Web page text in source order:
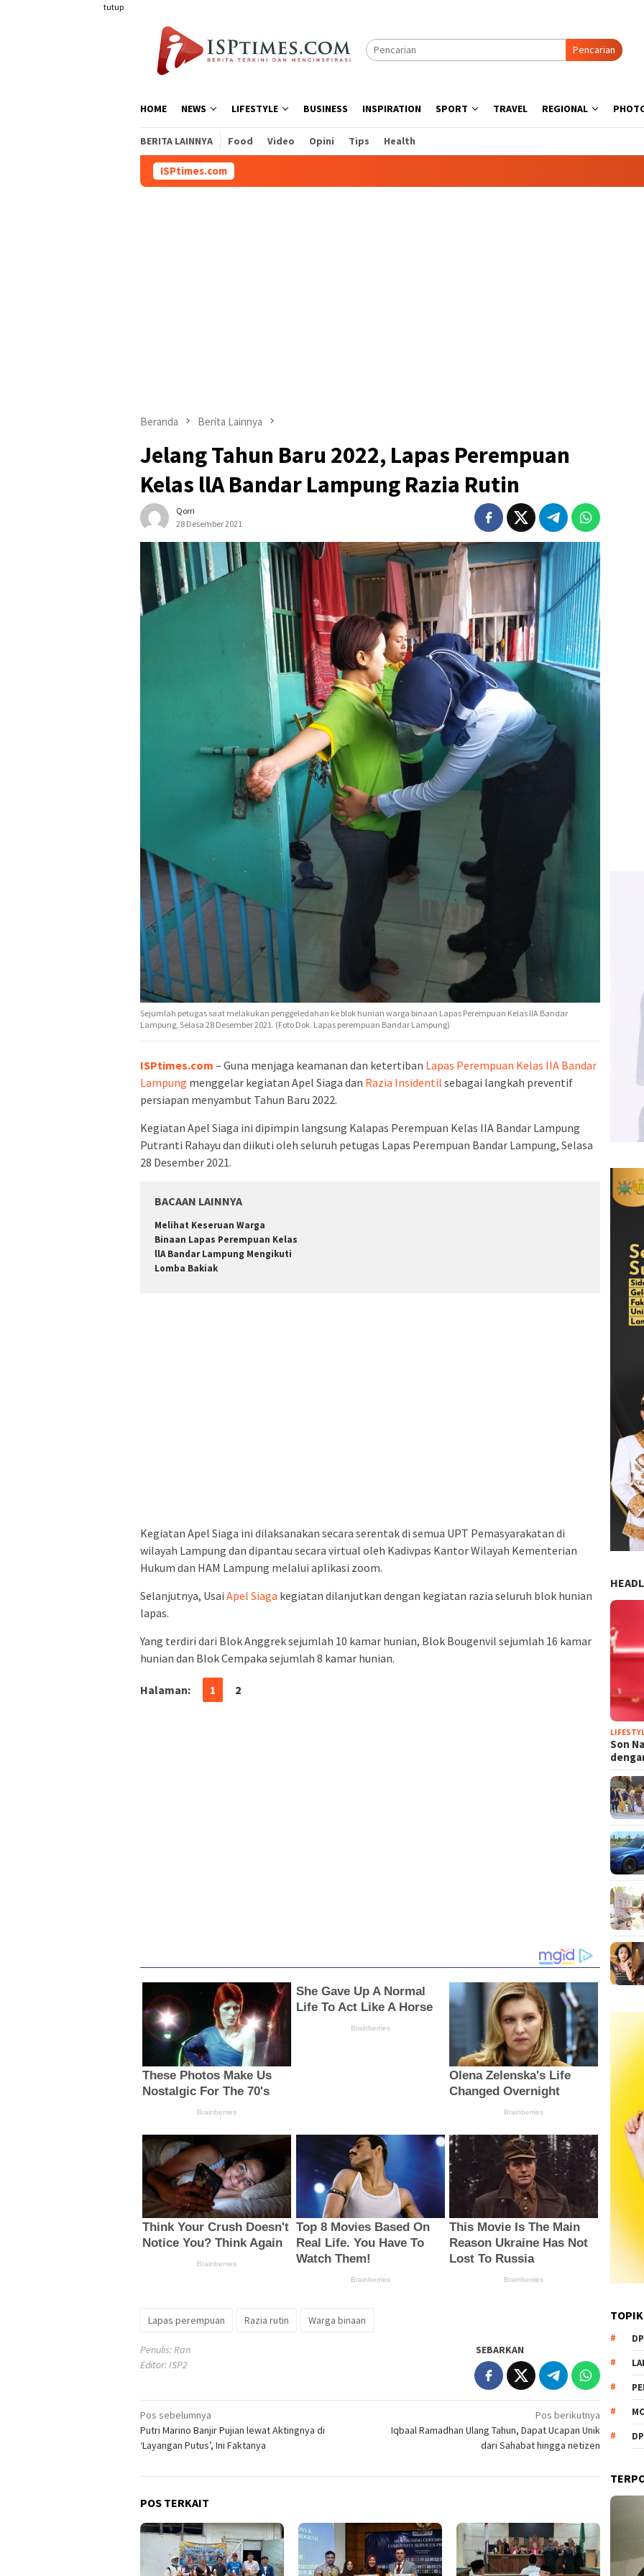
tutup
Pencarian
HOME NEWS LIFESTYLE BUSINESS INSPIRATION SPORT TRAVEL REGIONAL
BERITA LAINNYA Food Video Opini Tips Health
ISPtimes.com
Beranda Berita Lainnya
Jelang Tahun Baru 2022, Lapas Perempuan
Kelas llA Bandar Lampung Razia Rutin
Qorri
28 Desember 2021
Sejumlah petugas saat melakukan penggeledahan ke blok hunian warga binaan Lapas Perempuan Kelas IIA Bandar
Lampung, Selasa 28 Desember 2021. (Foto Dok. Lapas perempuan Bandar Lampung)
ISPtimes.com – Guna menjaga keamanan dan ketertiban Lapas Perempuan Kelas IIA Bandar
Lampung menggelar kegiatan Apel Siaga dan Razia Insidentil sebagai langkah preventif
persiapan menyambut Tahun Baru 2022.
Kegiatan Apel Siaga ini dipimpin langsung Kalapas Perempuan Kelas IIA Bandar Lampung
Putranti Rahayu dan diikuti oleh seluruh petugas Lapas Perempuan Bandar Lampung, Selasa
28 Desember 2021.
BACAAN LAINNYA
Melihat Keseruan Warga
Binaan Lapas Perempuan Kelas
llA Bandar Lampung Mengikuti
Lomba Bakiak
Kegiatan Apel Siaga ini dilaksanakan secara serentak di semua UPT Pemasyarakatan di
wilayah Lampung dan dipantau secara virtual oleh Kadivpas Kantor Wilayah Kementerian
Hukum dan HAM Lampung melalui aplikasi zoom.
Selanjutnya, Usai Apel Siaga kegiatan dilanjutkan dengan kegiatan razia seluruh blok hunian
lapas.
Yang terdiri dari Blok Anggrek sejumlah 10 kamar hunian, Blok Bougenvil sejumlah 16 kamar
hunian dan Blok Cempaka sejumlah 8 kamar hunian.
Halaman: 1 2
Lapas perempuan Razia rutin Warga binaan
Penulis: Ran
Editor: ISP2
SEBARKAN
Navigasi
pos
Pos sebelumnya
Putri Marino Banjir Pujian lewat Aktingnya di
‘Layangan Putus’, Ini Faktanya
Pos berikutnya
Iqbaal Ramadhan Ulang Tahun, Dapat Ucapan Unik
dari Sahabat hingga netizen
POS TERKAIT
Son